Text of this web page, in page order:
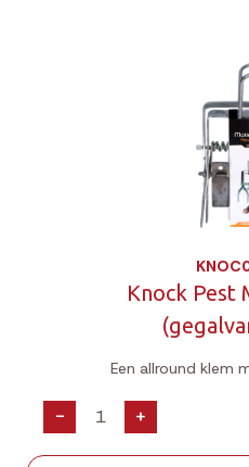
Knock Pest
Een allround klem
- +